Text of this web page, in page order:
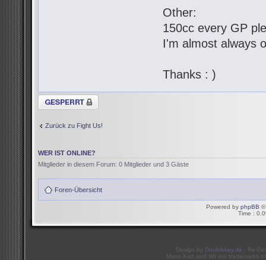
Other:
150cc every GP
I'm almost always
Thanks : )
Thema gesperrt
Zurück zu Fight Us!
WER IST ONLINE?
Mitglieder in diesem Forum: 0 Mitglieder und 3 Gäste
Foren-Übersicht
Powered by phpBB ©
Time :
Design by Doublekey.de - Re-
Mario Kart and Wii are trademarks